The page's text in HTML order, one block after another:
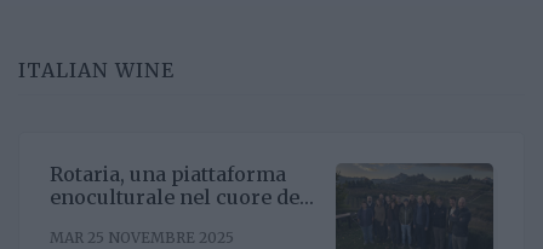
ITALIAN WINE
Rotaria, una piattaforma
enoculturale nel cuore del
MAR 25 NOVEMBRE 2025